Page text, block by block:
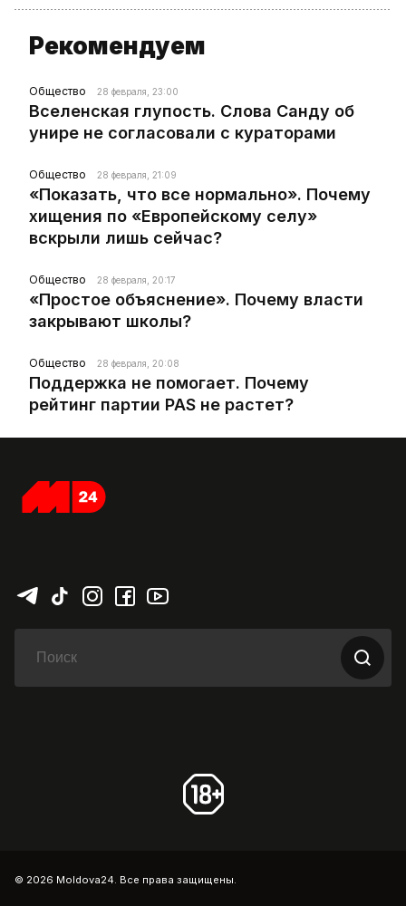
Рекомендуем
Общество 28 февраля, 23:00
Вселенская глупость. Слова Санду об
унире не согласовали с кураторами
Общество 28 февраля, 21:09
«Показать, что все нормально». Почему
хищения по «Европейскому селу»
вскрыли лишь сейчас?
Общество 28 февраля, 20:17
«Простое объяснение». Почему власти
закрывают школы?
Общество 28 февраля, 20:08
Поддержка не помогает. Почему
рейтинг партии PAS не растет?
© 2026 Moldova24. Все права защищены.